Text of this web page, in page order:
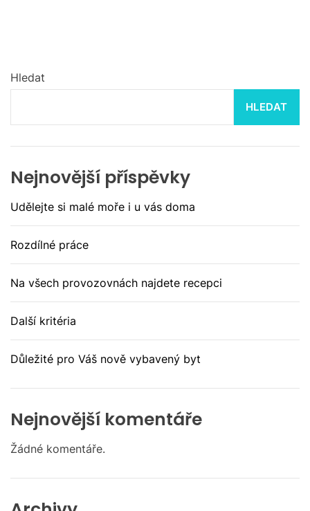
Hledat
HLEDAT
Nejnovější příspěvky
Udělejte si malé moře i u vás doma
Rozdílné práce
Na všech provozovnách najdete recepci
Další kritéria
Důležité pro Váš nově vybavený byt
Nejnovější komentáře
Žádné komentáře.